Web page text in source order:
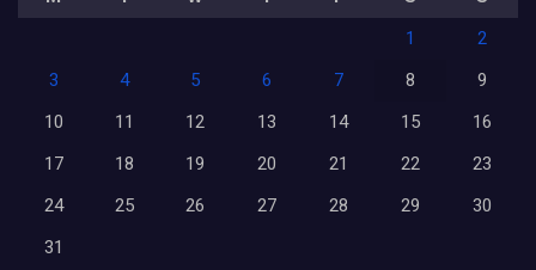
1
2
3
4 5 6 7 8
9
10
11 12 13 14 15
16
17
18 19 20 21 22
23
24
25 26 27 28 29
30
31